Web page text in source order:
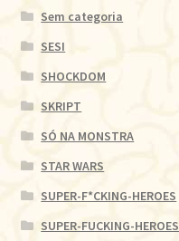
Sem categoria
SESI
SHOCKDOM
SKRIPT
SÓ NA MONSTRA
STAR WARS
SUPER-F*CKING-HEROES
SUPER-FUCKING-HEROES